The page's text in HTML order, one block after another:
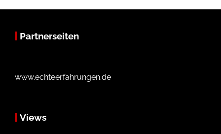
Partnerseiten
www.echteerfahrungen.de
Views